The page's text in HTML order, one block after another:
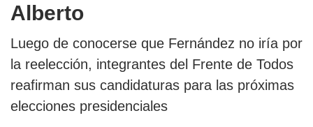
Alberto
Luego de conocerse que Fernández no iría por
la reelección, integrantes del Frente de Todos
reafirman sus candidaturas para las próximas
elecciones presidenciales